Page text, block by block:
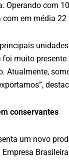
Operando com
em média
muito
Atualmente,
conservantes
um novo